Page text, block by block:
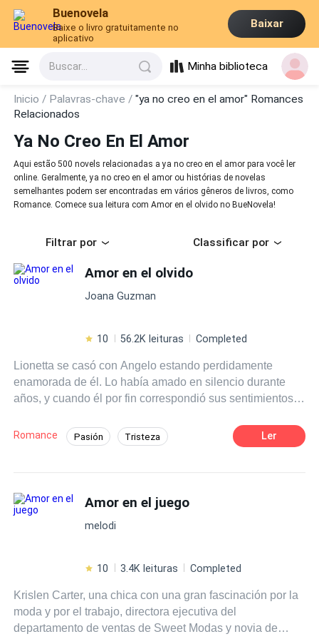
Buenovela
Baixe o livro gratuitamente no
aplicativo
Baixar
Buscar... Minha biblioteca
Inicio / Palavras-chave /"ya no creo en el amor" Romances
Relacionados
Ya No Creo En El Amor
Aqui estão 500 novels relacionadas a ya no creo en el amor para você ler
online. Geralmente, ya no creo en el amor ou histórias de novelas
semelhantes podem ser encontradas em vários gêneros de livros, como
Romance. Comece sua leitura com Amor en el olvido no BueNovela!
Filtrar por Classificar por
Amor en el olvido
Joana Guzman
10 56.2K leituras Completed
Lionetta se casó con Angelo estando perdidamente
enamorada de él. Lo había amado en silencio durante
años, y cuando él por fin correspondió sus sentimientos,
parecía perfecto, pero con el tiempo comenzaron a
distanciarse. A pesar de los esfuerzos de Lionetta por
Angelo ha perdido los recuerdos de varios años de su
vida, y la realidad en la que despierta le resulta extraña.
Tiene una esposa con la que no recuerda haberse
Siempre consideró a Lionetta una mujer hermosa e
primera vez? ¿O las heridas no sanadas y la falta de
comunicación terminarán por borrar el amor que alguna
vez los unió?
Romance Pasión Tristeza
Embarazo Amnesia
Ler
Amor en el juego
melodi
10 3.4K leituras Completed
Krislen Carter, una chica con una gran fascinación por la
moda y por el trabajo, directora ejecutiva del
departamento de ventas de Sweet Modas y novia de